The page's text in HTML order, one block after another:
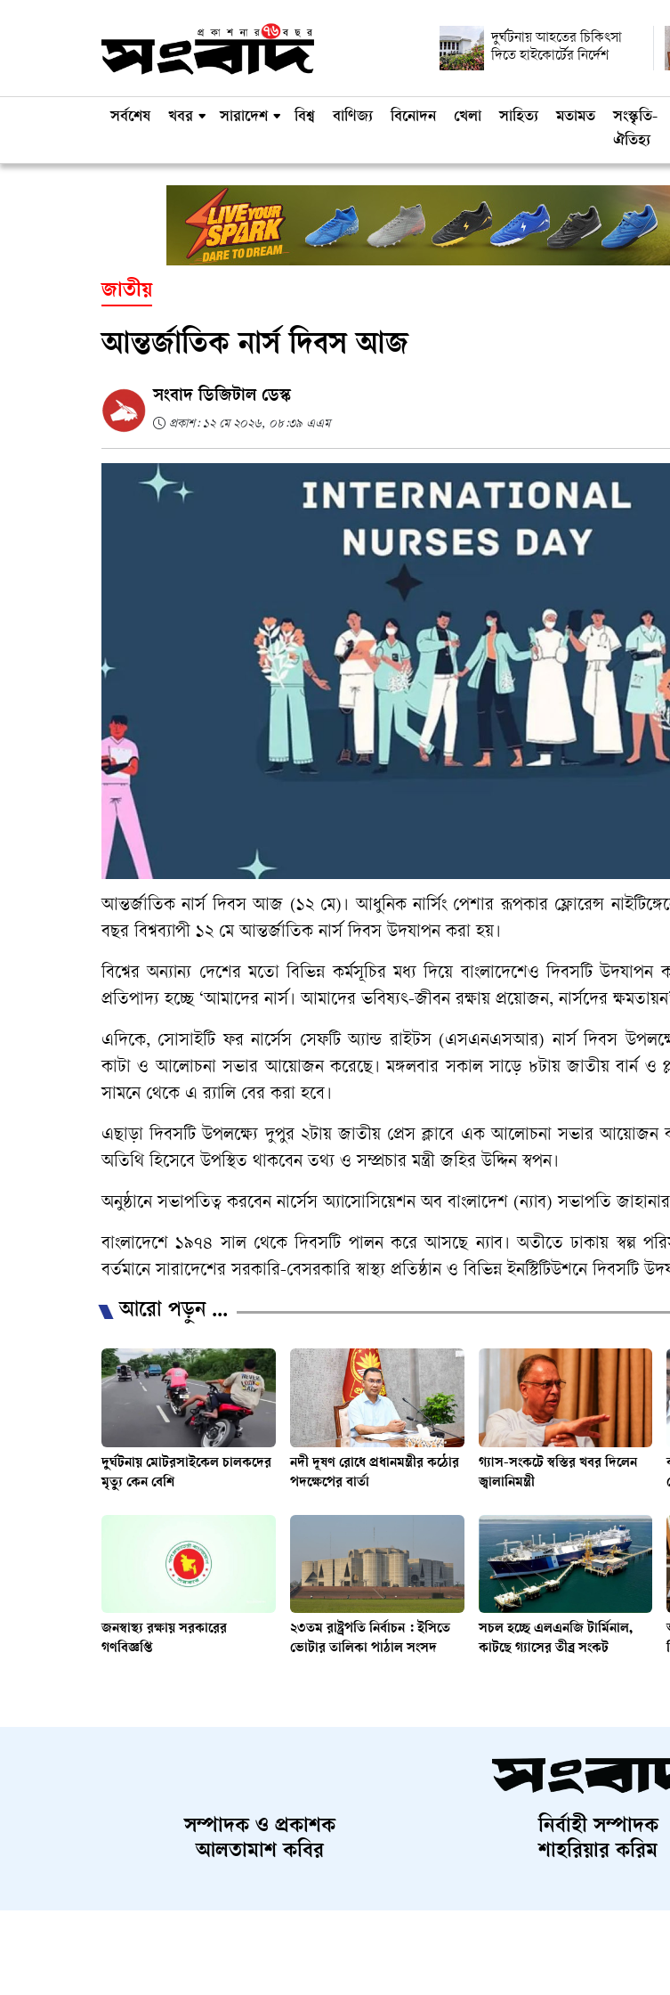
দুর্ঘটনায় আহতের চিকিৎসা
দিতে হাইকোর্টের নির্দেশ
সর্বশেষ খবর সারাদেশ বিশ্ব বাণিজ্য বিনোদন খেলা সাহিত্য মতামত
সংস্কৃতি-
ঐতিহ্য
জাতীয়
আন্তর্জাতিক নার্স দিবস আজ
সংবাদ ডিজিটাল ডেস্ক
প্রকাশ: ১২ মে ২০২৬, ০৮:৩৯ এএম
আন্তর্জাতিক নার্স দিবস আজ (১২ মে)। আধুনিক নার্সিং পেশার রূপকার ফ্লোরেন্স
বছর বিশ্বব্যাপী ১২ মে আন্তর্জাতিক নার্স দিবস উদযাপন করা হয়।
বিশ্বের অন্যান্য দেশের মতো বিভিন্ন কর্মসূচির মধ্য দিয়ে বাংলাদেশেও দিবসটি
প্রতিপাদ্য হচ্ছে ‘আমাদের নার্স। আমাদের ভবিষ্যৎ-জীবন রক্ষায় প্রয়োজন, নার্সদের
এদিকে, সোসাইটি ফর নার্সেস সেফটি অ্যান্ড রাইটস (এসএনএসআর) নার্স দিবস
কাটা ও আলোচনা সভার আয়োজন করেছে। মঙ্গলবার সকাল সাড়ে ৮টায় জাতীয় বার্ন ও
সামনে থেকে এ র‌্যালি বের করা হবে।
এছাড়া দিবসটি উপলক্ষ্যে দুপুর ২টায় জাতীয় প্রেস ক্লাবে এক আলোচনা সভার আয়োজন
অতিথি হিসেবে উপস্থিত থাকবেন তথ্য ও সম্প্রচার মন্ত্রী জহির উদ্দিন স্বপন।
অনুষ্ঠানে সভাপতিত্ব করবেন নার্সেস অ্যাসোসিয়েশন অব বাংলাদেশ (ন্যাব) সভাপতি
বাংলাদেশে ১৯৭৪ সাল থেকে দিবসটি পালন করে আসছে ন্যাব। অতীতে ঢাকায় স্বল্প
বর্তমানে সারাদেশের সরকারি-বেসরকারি স্বাস্থ্য প্রতিষ্ঠান ও বিভিন্ন ইনস্টিটিউশনে দিবসটি
আরো পড়ুন ...
দুর্ঘটনায় মোটরসাইকেল চালকদের
মৃত্যু কেন বেশি
নদী দূষণ রোধে প্রধানমন্ত্রীর কঠোর
পদক্ষেপের বার্তা
গ্যাস-সংকটে স্বস্তির খবর দিলেন
জ্বালানিমন্ত্রী
জনস্বাস্থ্য রক্ষায় সরকারের
গণবিজ্ঞপ্তি
২৩তম রাষ্ট্রপতি নির্বাচন : ইসিতে
ভোটার তালিকা পাঠাল সংসদ
সচল হচ্ছে এলএনজি টার্মিনাল,
কাটছে গ্যাসের তীব্র সংকট
সম্পাদক ও প্রকাশক
আলতামাশ কবির
নির্বাহী সম্পাদক
শাহরিয়ার করিম